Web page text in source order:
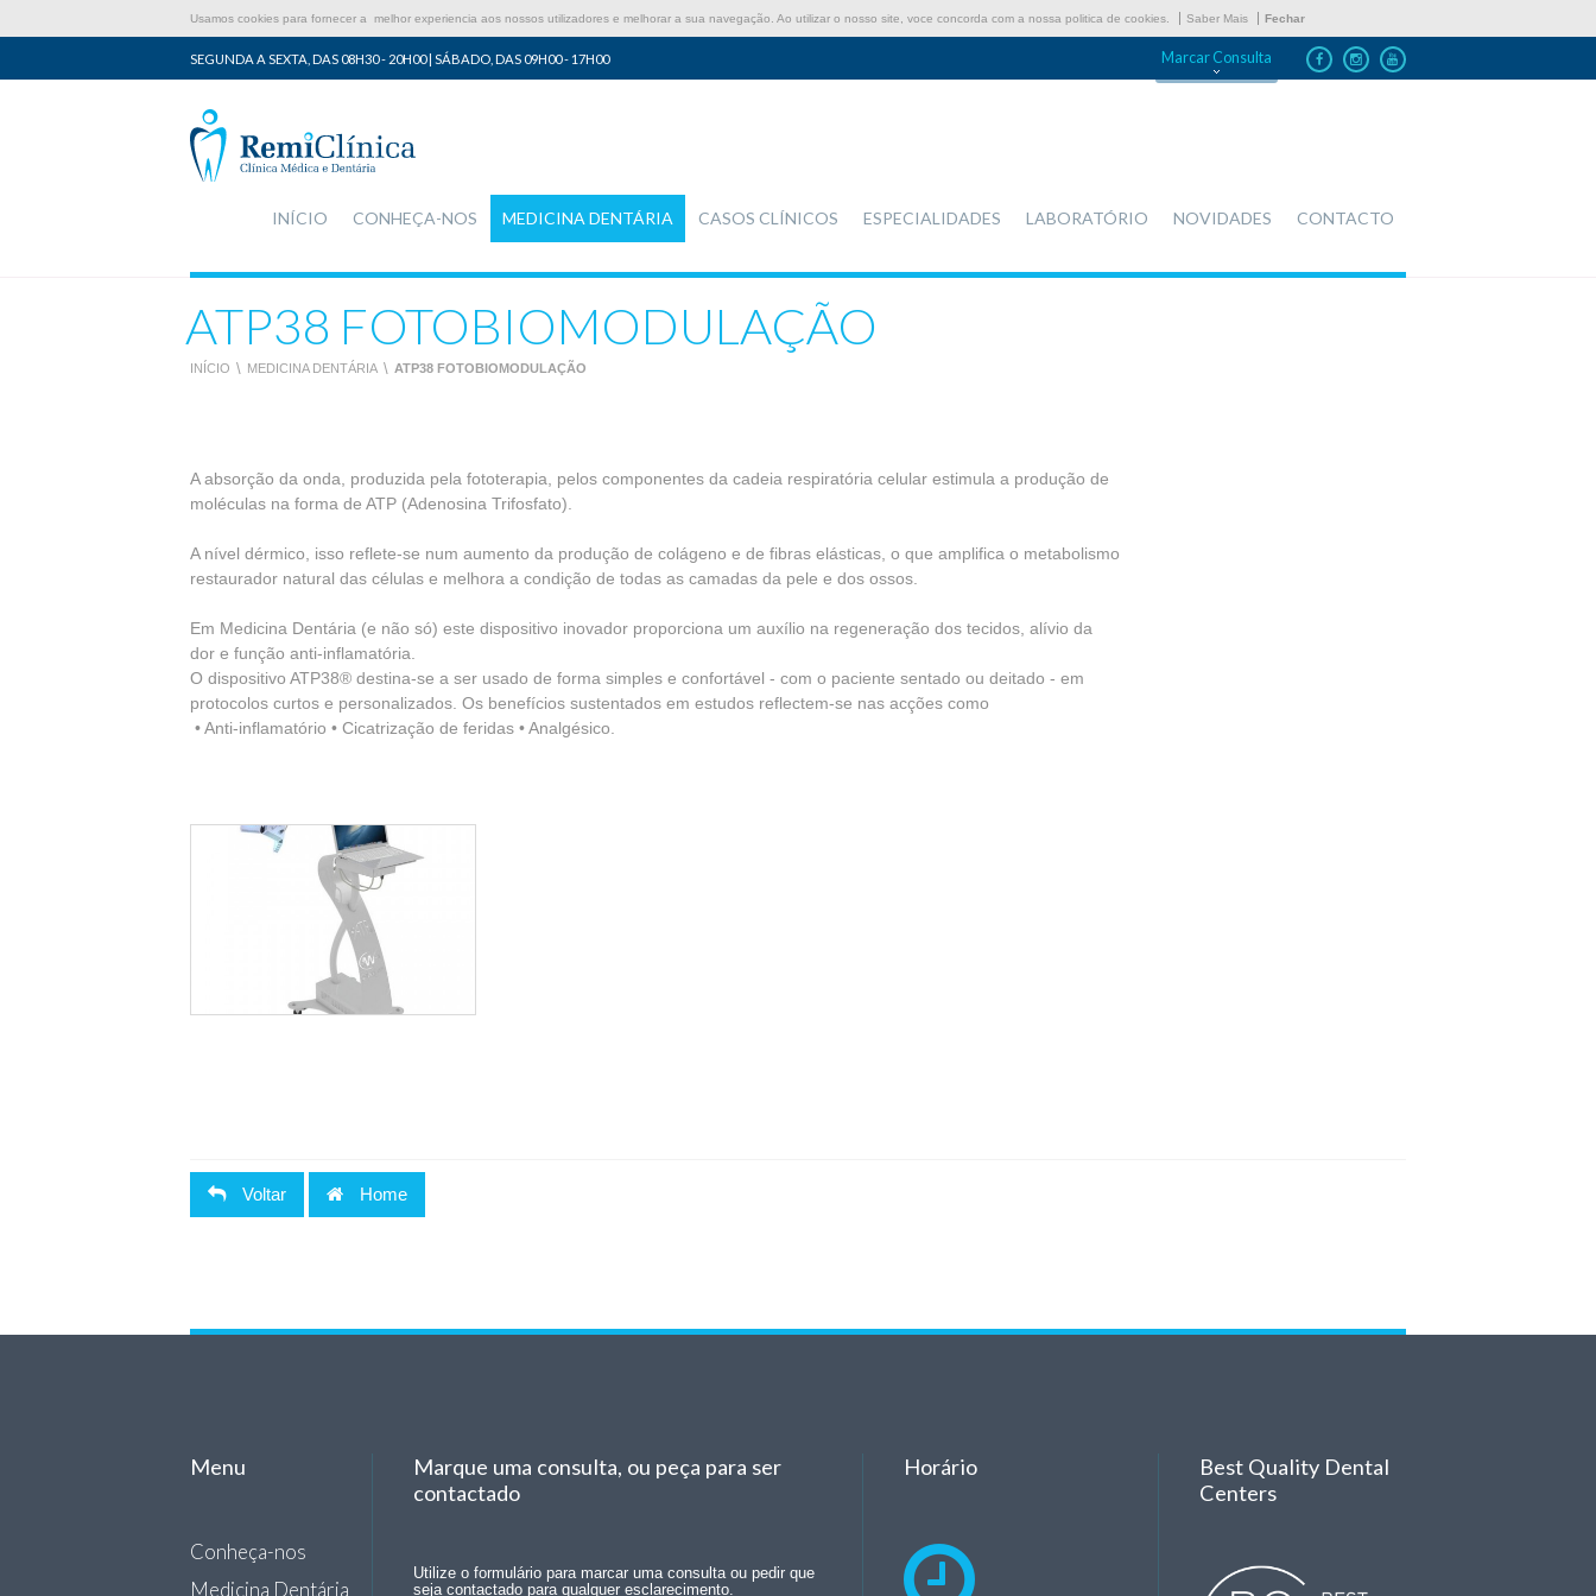
Usamos cookies para fornecer a melhor experiencia aos nossos utilizadores e melhorar a sua navegação. Ao utilizar o nosso site, voce concorda com a nossa politica de cookies. Saber Mais Fechar
SEGUNDA A SEXTA, DAS 08H30 - 20H00 | SÁBADO, DAS 09H00 - 17H00 Marcar Consulta
INÍCIO CONHEÇA-NOS MEDICINA DENTÁRIA CASOS CLÍNICOS ESPECIALIDADES LABORATÓRIO NOVIDADES CONTACTO
ATP38 FOTOBIOMODULAÇÃO
INÍCIO \ MEDICINA DENTÁRIA \ ATP38 FOTOBIOMODULAÇÃO
A absorção da onda, produzida pela fototerapia, pelos componentes da cadeia respiratória celular estimula a produção de
moléculas na forma de ATP (Adenosina Trifosfato).
A nível dérmico, isso reflete-se num aumento da produção de colágeno e de fibras elásticas, o que amplifica o metabolismo
restaurador natural das células e melhora a condição de todas as camadas da pele e dos ossos.
Em Medicina Dentária (e não só) este dispositivo inovador proporciona um auxílio na regeneração dos tecidos, alívio da
dor e função anti-inflamatória.
O dispositivo ATP38® destina-se a ser usado de forma simples e confortável - com o paciente sentado ou deitado - em
protocolos curtos e personalizados. Os benefícios sustentados em estudos reflectem-se nas acções como
• Anti-inflamatório • Cicatrização de feridas • Analgésico.
Voltar Home
Menu
Conheça-nos
Medicina Dentária
Marque uma consulta, ou peça para ser
contactado
Utilize o formulário para marcar uma consulta ou pedir que
seja contactado para qualquer esclarecimento.
Horário
Best Quality Dental
Centers